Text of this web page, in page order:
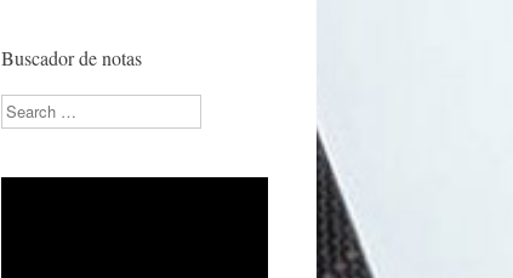
Buscador de notas
Search